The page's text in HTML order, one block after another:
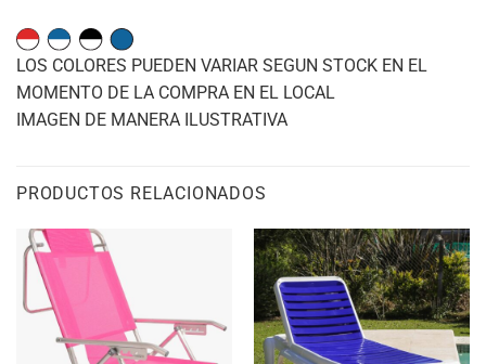
LOS COLORES PUEDEN VARIAR SEGUN STOCK EN EL
MOMENTO DE LA COMPRA EN EL LOCAL
IMAGEN DE MANERA ILUSTRATIVA
PRODUCTOS RELACIONADOS